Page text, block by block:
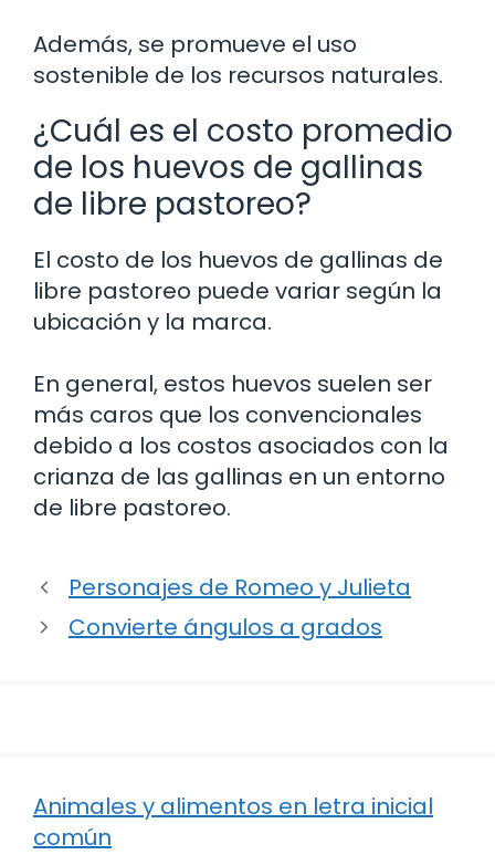
Además, se promueve el uso
sostenible de los recursos naturales.
¿Cuál es el costo promedio
de los huevos de gallinas
de libre pastoreo?
El costo de los huevos de gallinas de
libre pastoreo puede variar según la
ubicación y la marca.
En general, estos huevos suelen ser
más caros que los convencionales
debido a los costos asociados con la
crianza de las gallinas en un entorno
de libre pastoreo.
Personajes de Romeo y Julieta
Convierte ángulos a grados
Animales y alimentos en letra inicial
común